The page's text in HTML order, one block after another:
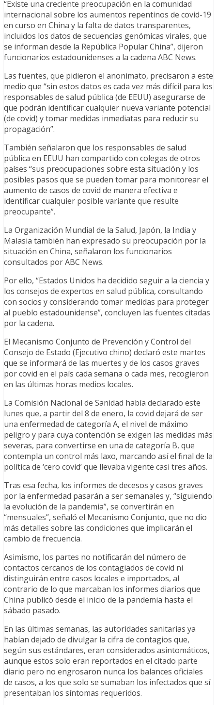
“Existe una creciente preocupación en la comunidad
internacional sobre los aumentos repentinos de covid-19
en curso en China y la falta de datos transparentes,
incluidos los datos de secuencias genómicas virales, que
se informan desde la República Popular China”, dijeron
funcionarios estadounidenses a la cadena ABC News.
Las fuentes, que pidieron el anonimato, precisaron a este
medio que “sin estos datos es cada vez más difícil para los
responsables de salud pública (de EEUU) asegurarse de
que podrán identificar cualquier nueva variante potencial
(de covid) y tomar medidas inmediatas para reducir su
propagación”.
También señalaron que los responsables de salud
pública en EEUU han compartido con colegas de otros
países “sus preocupaciones sobre esta situación y los
posibles pasos que se pueden tomar para monitorear el
aumento de casos de covid de manera efectiva e
identificar cualquier posible variante que resulte
preocupante”.
La Organización Mundial de la Salud, Japón, la India y
Malasia también han expresado su preocupación por la
situación en China, señalaron los funcionarios
consultados por ABC News.
Por ello, “Estados Unidos ha decidido seguir a la ciencia y
los consejos de expertos en salud pública, consultando
con socios y considerando tomar medidas para proteger
al pueblo estadounidense”, concluyen las fuentes citadas
por la cadena.
El Mecanismo Conjunto de Prevención y Control del
Consejo de Estado (Ejecutivo chino) declaró este martes
que se informará de las muertes y de los casos graves
por covid en el país cada semana o cada mes, recogieron
en las últimas horas medios locales.
La Comisión Nacional de Sanidad había declarado este
lunes que, a partir del 8 de enero, la covid dejará de ser
una enfermedad de categoría A, el nivel de máximo
peligro y para cuya contención se exigen las medidas más
severas, para convertirse en una de categoría B, que
contempla un control más laxo, marcando así el final de la
política de ‘cero covid’ que llevaba vigente casi tres años.
Tras esa fecha, los informes de decesos y casos graves
por la enfermedad pasarán a ser semanales y, “siguiendo
la evolución de la pandemia”, se convertirán en
“mensuales”, señaló el Mecanismo Conjunto, que no dio
más detalles sobre las condiciones que implicarán el
cambio de frecuencia.
Asimismo, los partes no notificarán del número de
contactos cercanos de los contagiados de covid ni
distinguirán entre casos locales e importados, al
contrario de lo que marcaban los informes diarios que
China publicó desde el inicio de la pandemia hasta el
sábado pasado.
En las últimas semanas, las autoridades sanitarias ya
habían dejado de divulgar la cifra de contagios que,
según sus estándares, eran considerados asintomáticos,
aunque estos solo eran reportados en el citado parte
diario pero no engrosaron nunca los balances oficiales
de casos, a los que solo se sumaban los infectados que sí
presentaban los síntomas requeridos.